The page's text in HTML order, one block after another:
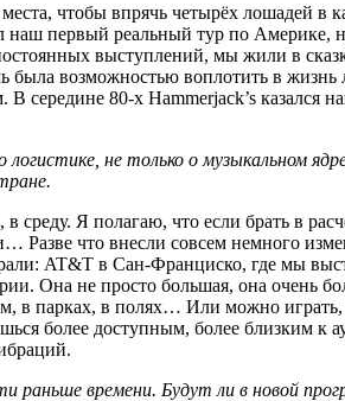
чтобы впрячь четырёх лошадей в
первый реальный тур по Америке,
выступлений, мы жили в
возможностью воплотить в
80-х Hammerjack’s казался
не только о музыкальном
Я полагаю, что если брать в
Разве что внесли совсем немного
AT&T в Сан-Франциско, где мы
Она не просто большая, она очень
в парках, в полях… Или можно
более доступным, более близким к
времени. Будут ли в новой